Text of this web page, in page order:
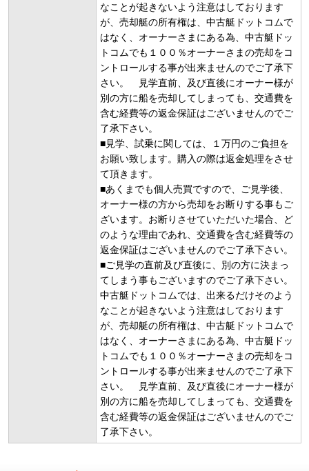
なことが起きないよう注意はしております
が、売却艇の所有権は、中古艇ドットコムで
はなく、オーナーさまにある為、中古艇ドッ
トコムでも１００％オーナーさまの売却をコ
ントロールする事が出来ませんのでご了承下
さい。 見学直前、及び直後にオーナー様が
別の方に船を売却してしまっても、交通費を
含む経費等の返金保証はございませんのでご
了承下さい。
■見学、試乗に関しては、１万円のご負担を
お願い致します。購入の際は返金処理をさせ
て頂きます。
■あくまでも個人売買ですので、ご見学後、
オーナー様の方から売却をお断りする事もご
ざいます。お断りさせていただいた場合、ど
のような理由であれ、交通費を含む経費等の
返金保証はございませんのでご了承下さい。
■ご見学の直前及び直後に、別の方に決まっ
てしまう事もございますのでご了承下さい。
中古艇ドットコムでは、出来るだけそのよう
なことが起きないよう注意はしております
が、売却艇の所有権は、中古艇ドットコムで
はなく、オーナーさまにある為、中古艇ドッ
トコムでも１００％オーナーさまの売却をコ
ントロールする事が出来ませんのでご了承下
さい。 見学直前、及び直後にオーナー様が
別の方に船を売却してしまっても、交通費を
含む経費等の返金保証はございませんのでご
了承下さい。